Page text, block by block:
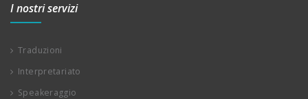
I nostri servizi
Traduzioni
Interpretariato
Speakeraggio